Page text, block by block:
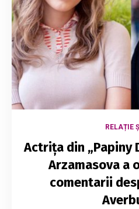
RELAȚIE
Actrița din „Papiny
Arzamasova a
comentarii